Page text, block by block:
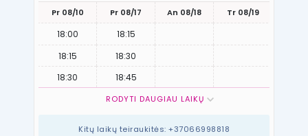
Pr 08/10
18:00
18:15
18:30
Pr 08/17
18:15
18:30
18:45
An 08/18 Tr 08/19
RODYTI DAUGIAU LAIKŲ
Kitų laikų teiraukitės: +37066998818